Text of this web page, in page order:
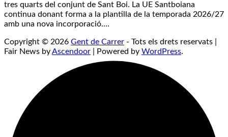
tres quarts del conjunt de Sant Boi. La UE Santboiana
continua donant forma a la plantilla de la temporada 2026/27
amb una nova incorporació.…
Copyright © 2026 Gent de Carrer - Tots els drets reservats |
Fair News byAscendoor | Powered by WordPress.